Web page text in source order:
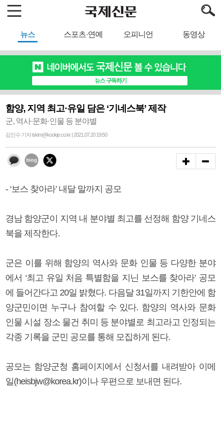
뉴스 스포츠·연예 오피니언 동영상
함양, 지역 최고·유일 담은 ‘기네스북’ 제작
군, 역사·문화·인물 등 분야별
김인수 기자 iskim@kookje.co.kr | 2021.07.20 19:50
- ‘보스 찾아라’ 내달 말까지 공모
경남 함양군이 지역 내 분야별 최고를 선정해 함양 기네스
북을 제작한다.
군은 이를 위해 함양의 역사와 문화 인물 등 다양한 분야
에서 ‘최고 유일 처음 특별함을 지닌 보스를 찾아라’ 공모
에 들어간다고 20일 밝혔다. 다음달 31일까지 기한안에 함
양군민이면 누구나 참여할 수 있다. 함양의 역사와 문화
인물 시설 장소 물건 취미 등 분야별로 최고라고 인정되는
각종 기록을 군민 공모를 통해 모집하게 된다.
공모는 함양군청 홈페이지에서 신청서를 내려받아 이메
일(heisbjw@korea.kr)이나 우편으로 보내면 된다.